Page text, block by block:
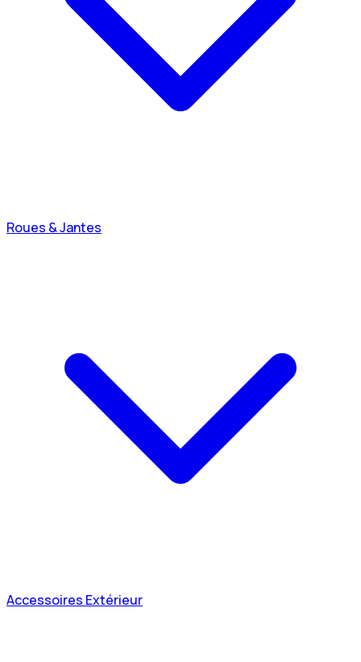
Roues & Jantes
Accessoires Extérieur